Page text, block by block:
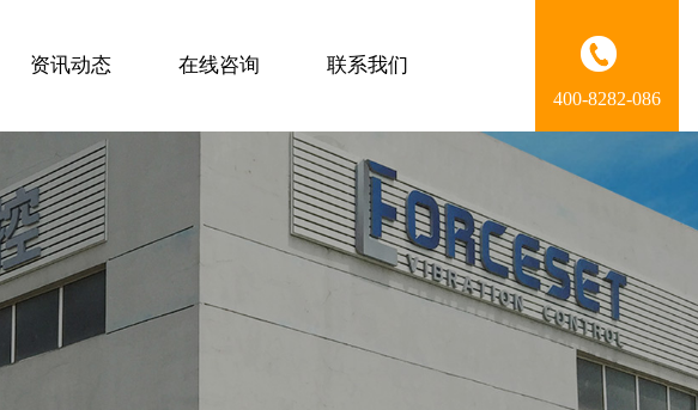
资讯动态 在线咨询 联系我们
400-8282-086